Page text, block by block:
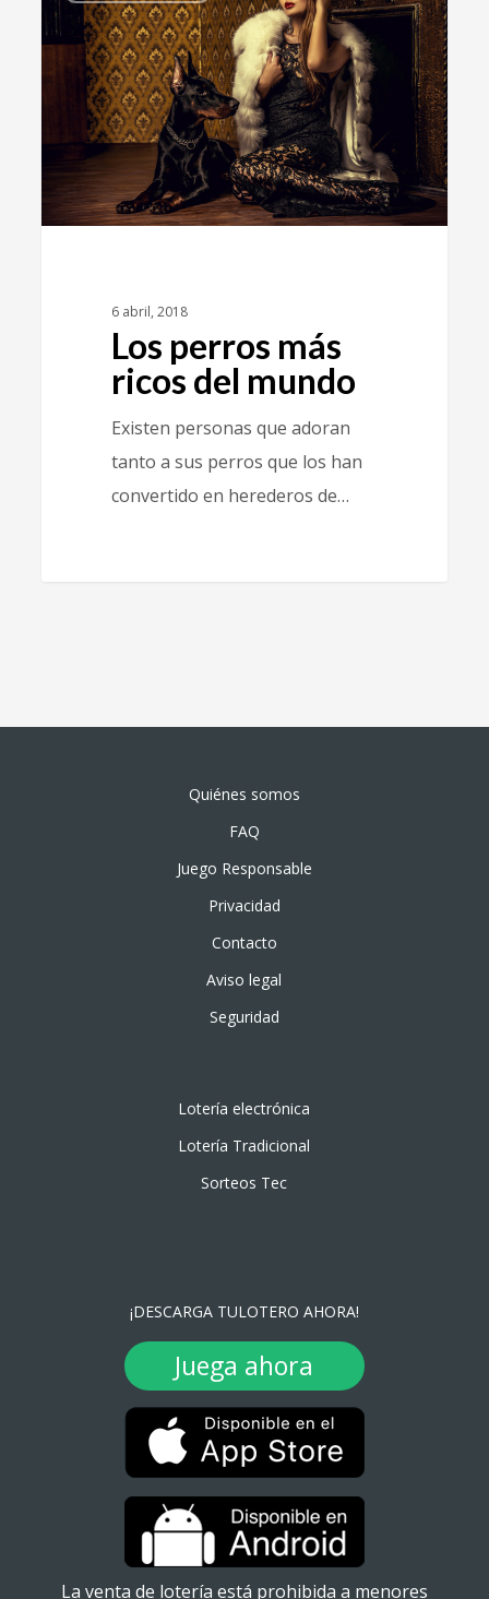
6 abril, 2018
Los perros más
ricos del mundo
Existen personas que adoran
tanto a sus perros que los han
convertido en herederos de…
Quiénes somos
FAQ
Juego Responsable
Privacidad
Contacto
Aviso legal
Seguridad
Lotería electrónica
Lotería Tradicional
Sorteos Tec
¡DESCARGA TULOTERO AHORA!
Juega ahora
La venta de lotería está prohibida a menores